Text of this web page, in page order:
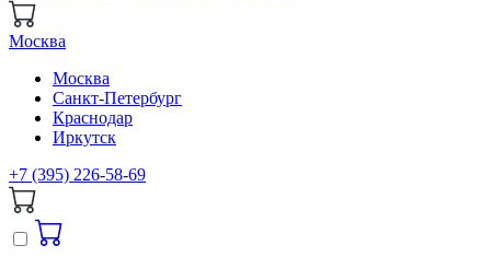
Москва
Москва
Санкт-Петербург
Краснодар
Иркутск
+7 (395) 226-58-69